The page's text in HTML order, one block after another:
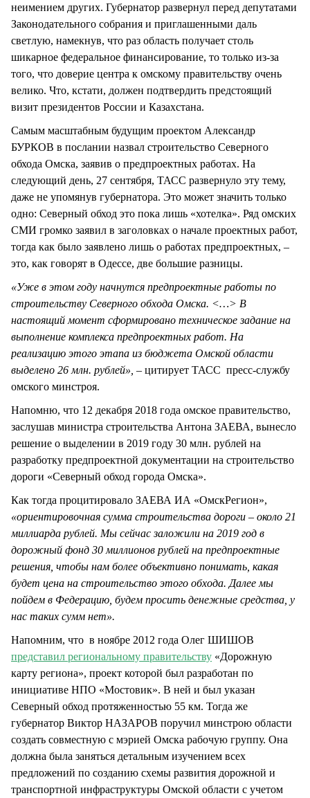
неимением других. Губернатор развернул перед депутатами
Законодательного собрания и приглашенными даль
светлую, намекнув, что раз область получает столь
шикарное федеральное финансирование, то только из-за
того, что доверие центра к омскому правительству очень
велико. Что, кстати, должен подтвердить предстоящий
визит президентов России и Казахстана.
Самым масштабным будущим проектом Александр
БУРКОВ в послании назвал строительство Северного
обхода Омска, заявив о предпроектных работах. На
следующий день, 27 сентября, ТАСС развернуло эту тему,
даже не упомянув губернатора. Это может значить только
одно: Северный обход это пока лишь «хотелка». Ряд омских
СМИ громко заявил в заголовках о начале проектных работ,
тогда как было заявлено лишь о работах предпроектных, –
это, как говорят в Одессе, две большие разницы.
«Уже в этом году начнутся предпроектные работы по
строительству Северного обхода Омска. <…> В
настоящий момент сформировано техническое задание на
выполнение комплекса предпроектных работ. На
реализацию этого этапа из бюджета Омской области
выделено 26 млн. рублей», – цитирует ТАСС пресс-службу
омского минстроя.
Напомню, что 12 декабря 2018 года омское правительство,
заслушав министра строительства Антона ЗАЕВА, вынесло
решение о выделении в 2019 году 30 млн. рублей на
разработку предпроектной документации на строительство
дороги «Северный обход города Омска».
Как тогда процитировало ЗАЕВА ИА «ОмскРегион»,
«ориентировочная сумма строительства дороги – около 21
миллиарда рублей. Мы сейчас заложили на 2019 год в
дорожный фонд 30 миллионов рублей на предпроектные
решения, чтобы нам более объективно понимать, какая
будет цена на строительство этого обхода. Далее мы
пойдем в Федерацию, будем просить денежные средства, у
нас таких сумм нет».
Напомним, что в ноябре 2012 года Олег ШИШОВ
представил региональному правительству «Дорожную
карту региона», проект которой был разработан по
инициативе НПО «Мостовик». В ней и был указан
Северный обход протяженностью 55 км. Тогда же
губернатор Виктор НАЗАРОВ поручил минстрою области
создать совместную с мэрией Омска рабочую группу. Она
должна была заняться детальным изучением всех
предложений по созданию схемы развития дорожной и
транспортной инфраструктуры Омской области с учетом